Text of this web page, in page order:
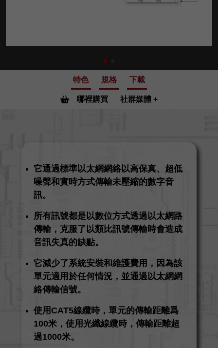
特色 規格 下載
哪裡購買 社群媒體
它通過標準以太網網絡以高保真、超低
噪聲和實時方式傳輸未壓縮的數字音
訊。
所有訊號都是以數位方式透過以太網路
傳輸，克服了以類比訊號傳輸時會造成
音訊失真的缺點。
它減少了系統安裝和維護費用，因為該
單元適用於任何情況，並通過以太網網
絡傳輸信號。
使用CAT5線纜時，單元的傳輸距離爲
100米，使用光纖線纜時，傳輸距離超
過1000米。